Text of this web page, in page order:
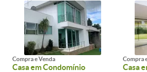
Compra e Venda
Casa em Condomínio
Compra
Casa